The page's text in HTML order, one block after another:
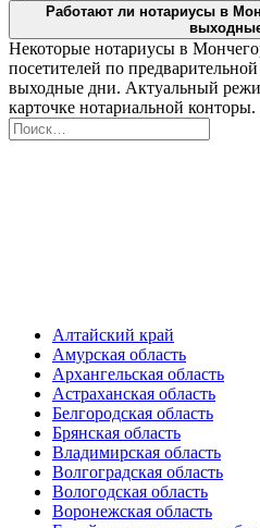
Работают ли нотариусы в
Некоторые нотариусы в
посетителей по
выходные дни. Актуальный
карточке нотариальной конторы.
Алтайский край
Амурская область
Архангельская область
Астраханская область
Белгородская область
Брянская область
Владимирская область
Волгоградская область
Вологодская область
Воронежская область